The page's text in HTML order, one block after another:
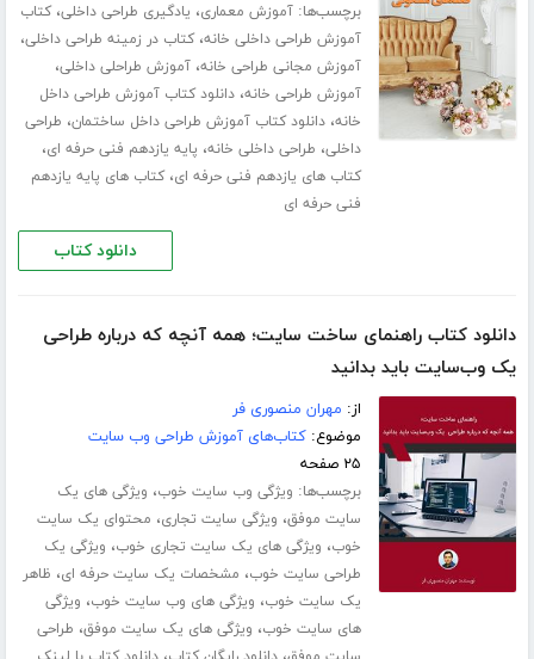
برچسب‌ها:آموزش معماری، یادگیری طراحی داخلی،کتاب
آموزش طراحی داخلی خانه،کتاب در زمینه طراحی داخلی،
آموزش مجانی طراحی خانه،آموزش طراحلی داخلی،
آموزش طراحی خانه،دانلود کتاب آموزش طراحی داخل
خانه،دانلود کتاب آموزش طراحی داخل ساختمان، طراحی
داخلی، طراحی داخلی خانه، پایه یازدهم فنی حرفه ای،
کتاب های یازدهم فنی حرفه ای،کتاب های پایه یازدهم
فنی حرفه ای
دانلود کتاب
دانلود کتاب راهنمای ساخت سایت؛ همه آنچه که درباره طراحی
یک وب‌سایت باید بدانید
از: مهران منصوری فر
موضوع:کتاب‌های آموزش طراحی وب سایت
۲۵ صفحه
برچسب‌ها: ویژگی وب سایت خوب، ویژگی های یک
سایت موفق، ویژگی سایت تجاری، محتوای یک سایت
خوب، ویژگی های یک سایت تجاری خوب، ویژگی یک
طراحی سایت خوب، مشخصات یک سایت حرفه ای، ظاهر
یک سایت خوب، ویژگی های وب سایت خوب، ویژگی
های سایت خوب، ویژگی های یک سایت موفق، طراحی